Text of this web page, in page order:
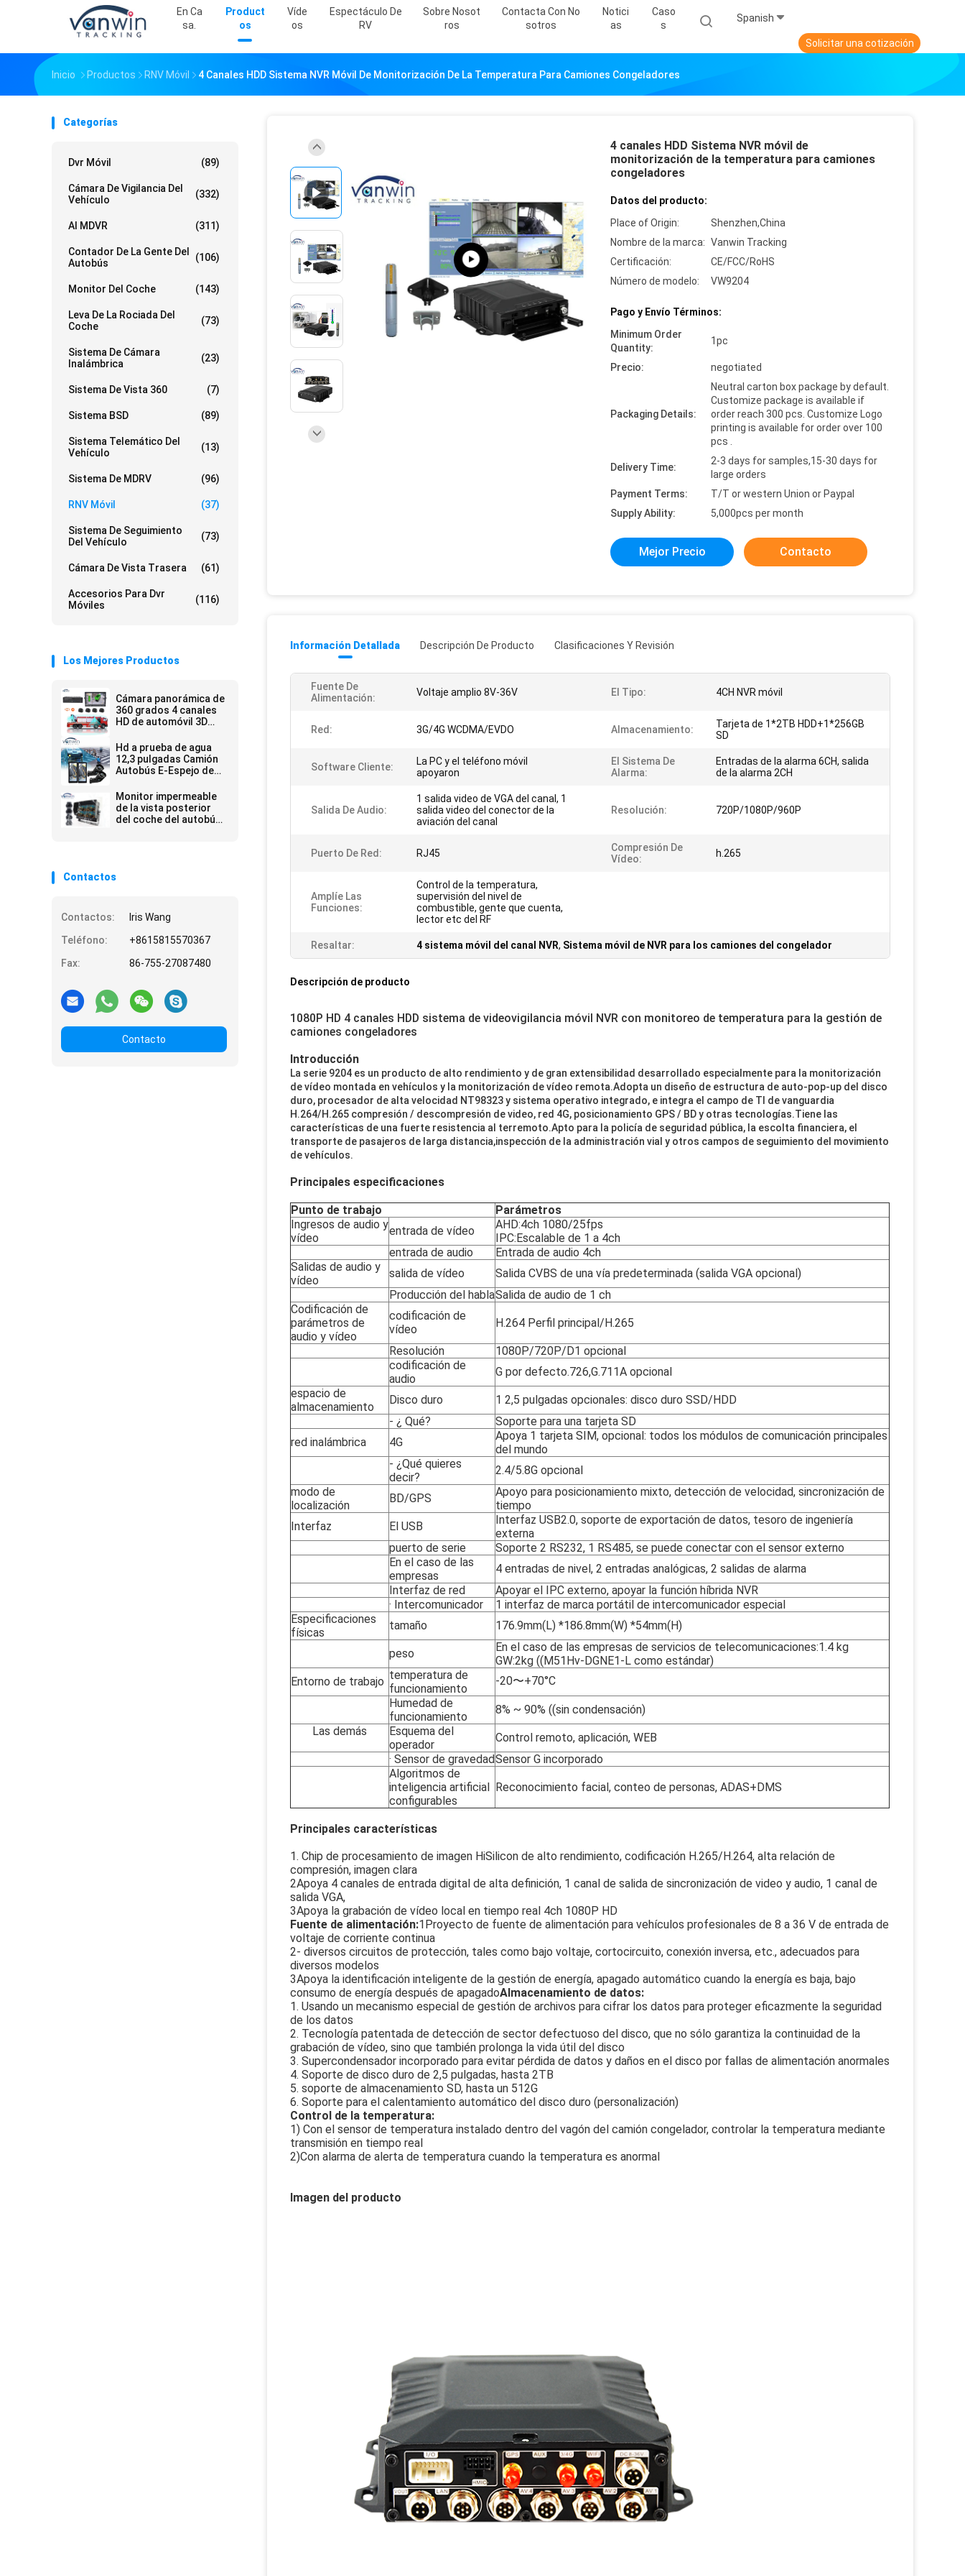
En Ca
Sa.
Product
Os
Víde
Os
Espectáculo De
RV
Sobre Nosot
Ros
Contacta Con No
Sotros
Notici
As
Caso
S
Spanish
Solicitar una cotización
Inicio Productos RNV Móvil 4 Canales HDD Sistema NVR Móvil De Monitorización De La Temperatura Para Camiones Congeladores
Categorías
Dvr Móvil (89)
Cámara De Vigilancia Del
Vehículo
(332)
AI MDVR (311)
Contador De La Gente Del
Autobús
(106)
Monitor Del Coche (143)
Leva De La Rociada Del
Coche
(73)
Sistema De Cámara
Inalámbrica
(23)
Sistema De Vista 360 (7)
Sistema BSD (89)
Sistema Telemático Del
Vehículo
(13)
Sistema De MDRV (96)
RNV Móvil (37)
Sistema De Seguimiento
Del Vehículo
(73)
Cámara De Vista Trasera (61)
Accesorios Para Dvr
Móviles
(116)
Los Mejores Productos
Cámara panorámica de
360 grados 4 canales
HD de automóvil 3D
AVM adecuada para
automóvil cámara de
vehículo
Hd a prueba de agua
12,3 pulgadas Camión
Autobús E-Espejo de
ciego Sistema de
cámara de doble lente
Vista lateral Vista
Monitor impermeable
de la vista posterior
del coche del autobús
Contactos
Contactos:
Iris Wang
Teléfono:
+8615815570367
Fax:
86-755-27087480
Contacto
4 canales HDD Sistema NVR móvil de
monitorización de la temperatura para camiones
congeladores
Datos del producto:
Place of Origin:
Shenzhen,China
Nombre de la marca: Vanwin Tracking
Certificación:
CE/FCC/RoHS
Número de modelo:
VW9204
Pago y Envío Términos:
Minimum Order
Quantity:
1pc
Precio: negotiated
Packaging Details:
Neutral carton box package by default.
Customize package is available if
order reach 300 pcs. Customize Logo
printing is available for order over 100
pcs .
Delivery Time:
2-3 days for samples,15-30 days for
large orders
Payment Terms:
T/T or western Union or Paypal
Supply Ability:
5,000pcs per month
Mejor Precio Contacto
Información Detallada Descripción De Producto Clasificaciones Y Revisión
Fuente De
Alimentación:
Voltaje amplio 8V-36V El Tipo: 4CH NVR móvil
Red: 3G/4G WCDMA/EVDO Almacenamiento:
Tarjeta de 1*2TB HDD+1*256GB
SD
Software Cliente:
La PC y el teléfono móvil
apoyaron
El Sistema De
Alarma:
Entradas de la alarma 6CH, salida
de la alarma 2CH
Salida De Audio:
1 salida video de VGA del canal, 1
salida video del conector de la
aviación del canal
Resolución: 720P/1080P/960P
Puerto De Red: RJ45
Compresión De
Vídeo:
h.265
Amplíe Las
Funciones:
Control de la temperatura,
supervisión del nivel de
combustible, gente que cuenta,
lector etc del RF
Resaltar: 4 sistema móvil del canal NVR, Sistema móvil de NVR para los camiones del congelador
Descripción de producto
1080P HD 4 canales HDD sistema de videovigilancia móvil NVR con monitoreo de temperatura para la gestión de
camiones congeladores
Introducción
La serie 9204 es un producto de alto rendimiento y de gran extensibilidad desarrollado especialmente para la monitorización
de vídeo montada en vehículos y la monitorización de vídeo remota.Adopta un diseño de estructura de auto-pop-up del disco
duro, procesador de alta velocidad NT98323 y sistema operativo integrado, e integra el campo de TI de vanguardia
H.264/H.265 compresión / descompresión de video, red 4G, posicionamiento GPS / BD y otras tecnologías.Tiene las
características de una fuerte resistencia al terremoto.Apto para la policía de seguridad pública, la escolta financiera, el
transporte de pasajeros de larga distancia,inspección de la administración vial y otros campos de seguimiento del movimiento
de vehículos.
Principales especificaciones
Punto de trabajo
Parámetros
Ingresos de audio y
vídeo
entrada de vídeo
AHD:4ch 1080/25fps
IPC:Escalable de 1 a 4ch
entrada de audio
Entrada de audio 4ch
Salidas de audio y
vídeo
salida de vídeo
Salida CVBS de una vía predeterminada (salida VGA opcional)
Producción del hablaSalida de audio de 1 ch
Codificación de
parámetros de
audio y vídeo
codificación de
vídeo
H.264 Perfil principal/H.265
Resolución
1080P/720P/D1 opcional
codificación de
audio
G por defecto.726,G.711A opcional
espacio de
almacenamiento
Disco duro
1 2,5 pulgadas opcionales: disco duro SSD/HDD
- ¿ Qué?
Soporte para una tarjeta SD
red inalámbrica
4G
Apoya 1 tarjeta SIM, opcional: todos los módulos de comunicación principales
del mundo
- ¿Qué quieres
decir?
2.4/5.8G opcional
modo de
localización
BD/GPS
Apoyo para posicionamiento mixto, detección de velocidad, sincronización de
tiempo
Interfaz
El USB
Interfaz USB2.0, soporte de exportación de datos, tesoro de ingeniería
externa
puerto de serie
Soporte 2 RS232, 1 RS485, se puede conectar con el sensor externo
En el caso de las
empresas
4 entradas de nivel, 2 entradas analógicas, 2 salidas de alarma
Interfaz de red
Apoyar el IPC externo, apoyar la función híbrida NVR
· Intercomunicador
1 interfaz de marca portátil de intercomunicador especial
Especificaciones
físicas
tamaño 176.9mm(L) *186.8mm(W) *54mm(H)
peso
En el caso de las empresas de servicios de telecomunicaciones:1.4 kg
GW:2kg ((M51Hv-DGNE1-L como estándar)
Entorno de trabajo temperatura de
funcionamiento
-20〜+70°C
Humedad de
funcionamiento
8% ~ 90% ((sin condensación)
Las demás
Esquema del
operador
Control remoto, aplicación, WEB
· Sensor de gravedadSensor G incorporado
Algoritmos de
inteligencia artificial
configurables
Reconocimiento facial, conteo de personas, ADAS+DMS
Principales características
1. Chip de procesamiento de imagen HiSilicon de alto rendimiento, codificación H.265/H.264, alta relación de
compresión, imagen clara
2Apoya 4 canales de entrada digital de alta definición, 1 canal de salida de sincronización de video y audio, 1 canal de
salida VGA,
3Apoya la grabación de vídeo local en tiempo real 4ch 1080P HD
Fuente de alimentación:1Proyecto de fuente de alimentación para vehículos profesionales de 8 a 36 V de entrada de
voltaje de corriente continua
2- diversos circuitos de protección, tales como bajo voltaje, cortocircuito, conexión inversa, etc., adecuados para
diversos modelos
3Apoya la identificación inteligente de la gestión de energía, apagado automático cuando la energía es baja, bajo
consumo de energía después de apagadoAlmacenamiento de datos:
1. Usando un mecanismo especial de gestión de archivos para cifrar los datos para proteger eficazmente la seguridad
de los datos
2. Tecnología patentada de detección de sector defectuoso del disco, que no sólo garantiza la continuidad de la
grabación de vídeo, sino que también prolonga la vida útil del disco
3. Supercondensador incorporado para evitar pérdida de datos y daños en el disco por fallas de alimentación anormales
4. Soporte de disco duro de 2,5 pulgadas, hasta 2TB
5. soporte de almacenamiento SD, hasta un 512G
6. Soporte para el calentamiento automático del disco duro (personalización)
Control de la temperatura:
1) Con el sensor de temperatura instalado dentro del vagón del camión congelador, controlar la temperatura mediante
transmisión en tiempo real
2)Con alarma de alerta de temperatura cuando la temperatura es anormal
Imagen del producto